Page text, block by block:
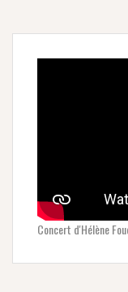
Concert d'Hélène